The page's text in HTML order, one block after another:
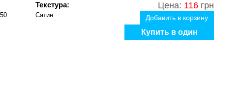
Текстура:
Сатин
Цена: 116 грн
Добавить в корзину
Купить в один